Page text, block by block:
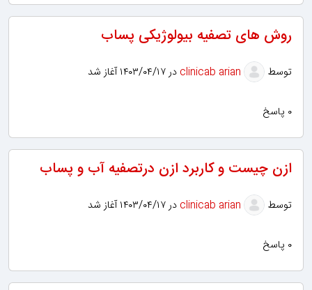
روش های تصفیه بیولوژیکی پساب
توسط در ۱۴۰۳/۰۴/۱۷ آغاز شد
۰ پاسخ
ازن چیست و کاربرد ازن درتصفیه آب و پساب
توسط در ۱۴۰۳/۰۴/۱۷ آغاز شد
۰ پاسخ